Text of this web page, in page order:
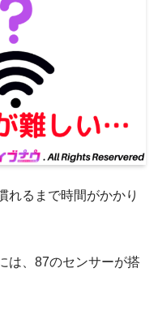
れるまで時間がかかり
は、87のセンサーが搭